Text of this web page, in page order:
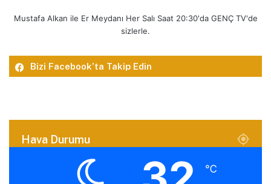
Mustafa Alkan ile Er Meydanı Her Salı Saat 20:30'da GENÇ TV'de
sizlerle.
Bizi Facebook’ta Takip Edin
Hava Durumu
℃